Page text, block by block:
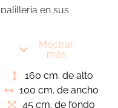
palillería en sus
estructura metálica.
Estantes interiores
para conseguir el
orden perfecto en
Mostrar
más
160 cm. de alto
100 cm. de ancho
45 cm. de fondo